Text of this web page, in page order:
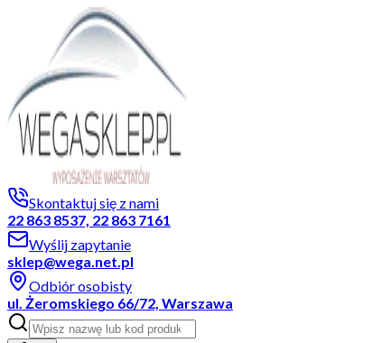
Skontaktuj się z nami
22 863 8537, 22 863 7161
Wyślij zapytanie
sklep@wega.net.pl
Odbiór osobisty
ul. Żeromskiego 66/72, Warszawa